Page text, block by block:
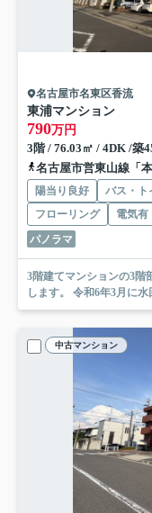
名古屋市名東区香流
東浦マンション
790万円
3階 / 76.03㎡ / 4DK /築
名古屋市営東山線「
陽当り良好 バス・ト
フローリング
電気有
パノラマ
3階建てマンションの3階
します。 令和6年3月に
中古マンション